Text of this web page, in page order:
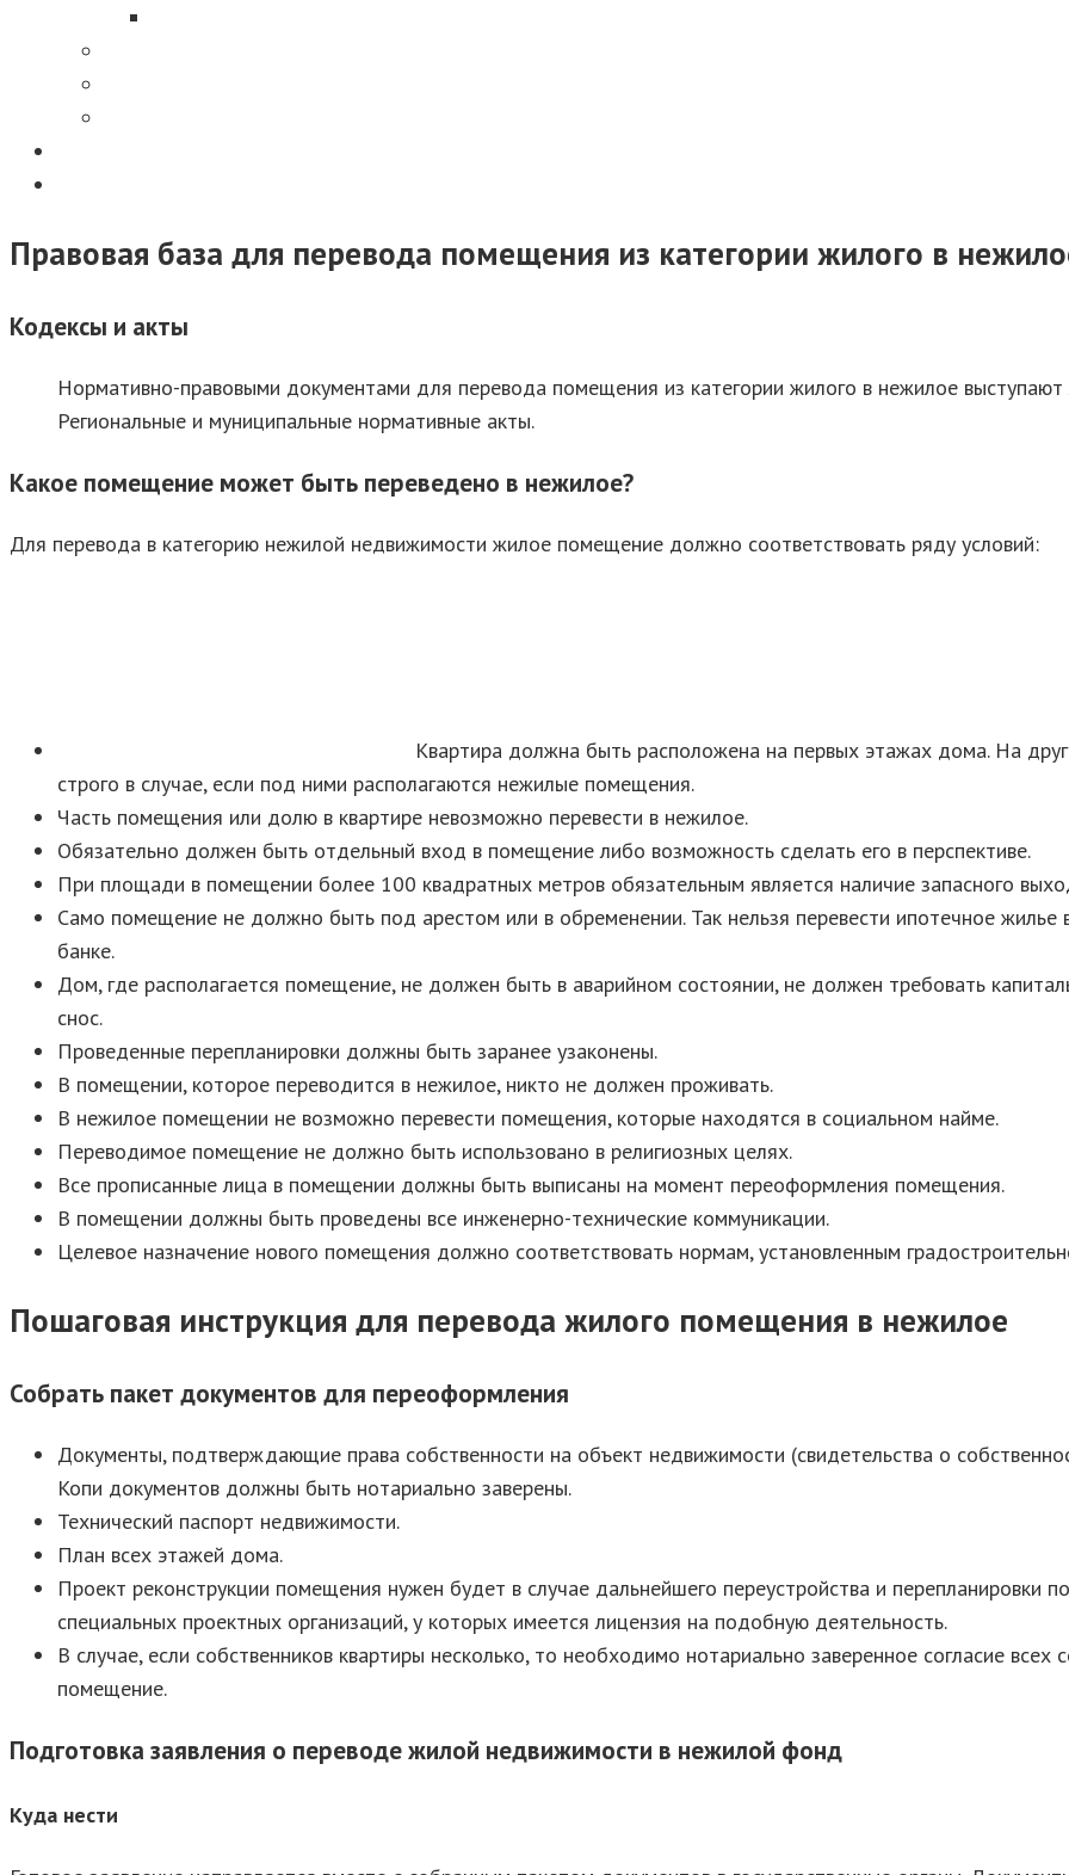
Правовая база для перевода помещения из категории жилого в
Кодексы и акты
Нормативно-правовыми документами для перевода помещения из категории жилого в нежилое
Региональные и муниципальные нормативные акты.
Какое помещение может быть переведено в нежилое?
Для перевода в категорию нежилой недвижимости жилое помещение должно соответствовать ряду условий:
Квартира должна быть расположена на первых этажах дома. На
строго в случае, если под ними располагаются нежилые помещения.
Часть помещения или долю в квартире невозможно перевести в нежилое.
Обязательно должен быть отдельный вход в помещение либо возможность сделать его в перспективе.
При площади в помещении более 100 квадратных метров обязательным является наличие запасного
Само помещение не должно быть под арестом или в обременении. Так нельзя перевести ипотечное жилье
банке.
Дом, где располагается помещение, не должен быть в аварийном состоянии, не должен требовать
снос.
Проведенные перепланировки должны быть заранее узаконены.
В помещении, которое переводится в нежилое, никто не должен проживать.
В нежилое помещении не возможно перевести помещения, которые находятся в социальном найме.
Переводимое помещение не должно быть использовано в религиозных целях.
Все прописанные лица в помещении должны быть выписаны на момент переоформления помещения.
В помещении должны быть проведены все инженерно-технические коммуникации.
Целевое назначение нового помещения должно соответствовать нормам, установленным
Пошаговая инструкция для перевода жилого помещения в нежилое
Собрать пакет документов для переоформления
Документы, подтверждающие права собственности на объект недвижимости (свидетельства о
Копи документов должны быть нотариально заверены.
Технический паспорт недвижимости.
План всех этажей дома.
Проект реконструкции помещения нужен будет в случае дальнейшего переустройства и перепланировки
специальных проектных организаций, у которых имеется лицензия на подобную деятельность.
В случае, если собственников квартиры несколько, то необходимо нотариально заверенное согласие
помещение.
Подготовка заявления о переводе жилой недвижимости в нежилой фонд
Куда нести